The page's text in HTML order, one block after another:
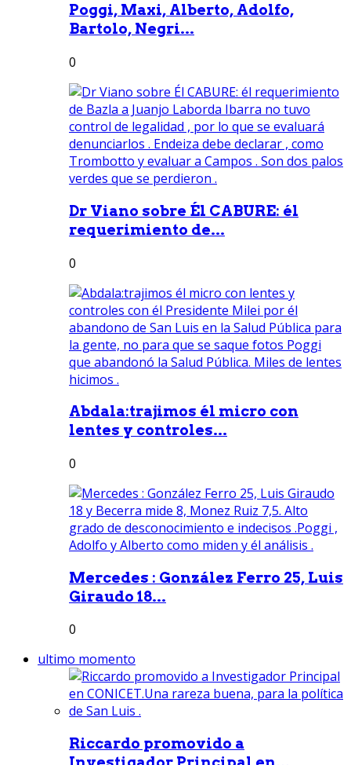
Poggi, Maxi, Alberto, Adolfo,
Bartolo, Negri...
0
Dr Viano sobre Él CABURE: él
requerimiento de...
0
Abdala:trajimos él micro con
lentes y controles...
0
Mercedes : González Ferro 25, Luis
Giraudo 18...
0
ultimo momento
Riccardo promovido a